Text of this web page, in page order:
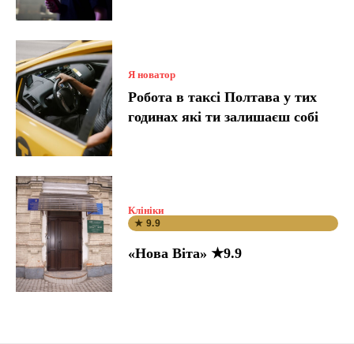
Я новатор
Робота в таксі Полтава у тих
годинах які ти залишаєш собі
Клініки
★ 9.9
«Нова Віта» ★9.9